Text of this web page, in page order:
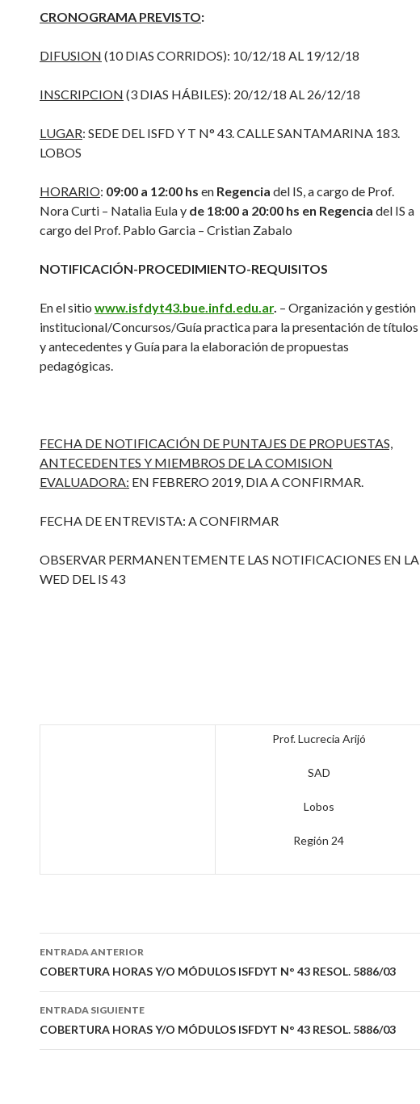
CRONOGRAMA PREVISTO:
DIFUSION (10 DIAS CORRIDOS): 10/12/18 AL 19/12/18
INSCRIPCION (3 DIAS HÁBILES): 20/12/18 AL 26/12/18
LUGAR: SEDE DEL ISFD Y T N° 43. CALLE SANTAMARINA 183.
LOBOS
HORARIO: 09:00 a 12:00 hs en Regencia del IS, a cargo de Prof.
Nora Curti – Natalia Eula y de 18:00 a 20:00 hs en Regencia del IS a
cargo del Prof. Pablo Garcia – Cristian Zabalo
NOTIFICACIÓN-PROCEDIMIENTO-REQUISITOS
En el sitio www.isfdyt43.bue.infd.edu.ar. – Organización y gestión
institucional/Concursos/Guía practica para la presentación de títulos
y antecedentes y Guía para la elaboración de propuestas
pedagógicas.
FECHA DE NOTIFICACIÓN DE PUNTAJES DE PROPUESTAS,
ANTECEDENTES Y MIEMBROS DE LA COMISION
EVALUADORA: EN FEBRERO 2019, DIA A CONFIRMAR.
FECHA DE ENTREVISTA: A CONFIRMAR
OBSERVAR PERMANENTEMENTE LAS NOTIFICACIONES EN LA
WED DEL IS 43
Prof. Lucrecia Arijó
SAD
Lobos
Región 24
Navegación
de
entradas
ENTRADA ANTERIOR
COBERTURA HORAS Y/O MÓDULOS ISFDYT N° 43 RESOL. 5886/03
ENTRADA SIGUIENTE
COBERTURA HORAS Y/O MÓDULOS ISFDYT N° 43 RESOL. 5886/03